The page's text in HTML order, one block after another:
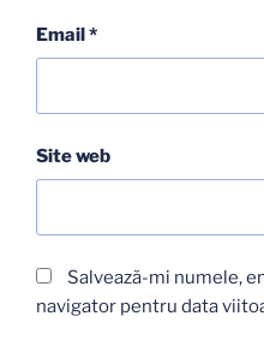
Email*
Site web
Salvează-mi numele,
navigator pentru data